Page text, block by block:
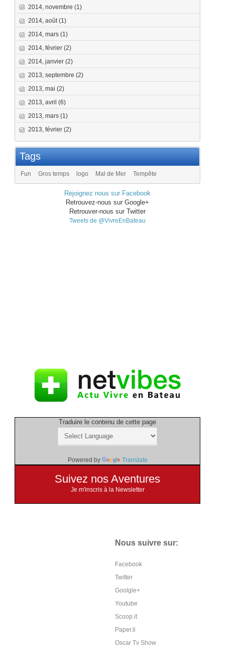
2014, novembre (1)
2014, août(1)
2014, mars (1)
2014, février (2)
2014, janvier (2)
2013, septembre (2)
2013, mai (2)
2013, avril (6)
2013, mars (1)
2013, février (2)
Tags
Fun Gros temps logo Mal de Mer Tempête
Rejoignez nous sur Facebook
Retrouvez-nous sur Google+
Retrouver-nous sur Twitter
Tweets de @VivreEnBateau
Traduire le contenu de cette page
Powered by Translate
Suivez nos Aventures
Je m'inscris à la Newsletter
Nous suivre sur:
Facebook
Twitter
Goolgle+
Youtube
Scoop.it
Paper.li
Oscar Tv Show